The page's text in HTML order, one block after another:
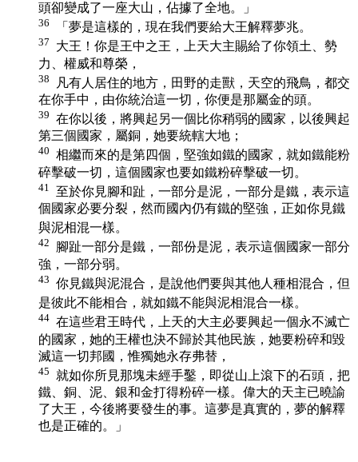
頭卻變成了一座大山，佔據了全地。」
36 「夢是這樣的，現在我們要給大王解釋夢兆。
37
大王！你是王中之王，上天大主賜給了你領土、勢
力、權威和尊榮，
38
凡有人居住的地方，田野的走獸，天空的飛鳥，都交
在你手中，由你統治這一切，你便是那屬金的頭。
39 在你以後，將興起另一個比你稍弱的國家，以後興起
第三個國家，屬銅，她要統轄大地；
40 相繼而來的是第四個，堅強如鐵的國家，就如鐵能粉
碎擊破一切，這個國家也要如鐵粉碎擊破一切。
41
至於你見腳和趾，一部分是泥，一部分是鐵，表示這
個國家必要分裂，然而國內仍有鐵的堅強，正如你見鐵
與泥相混一樣。
42
腳趾一部分是鐵，一部份是泥，表示這個國家一部分
強，一部分弱。
43 你見鐵與泥混合，是說他們要與其他人種相混合，但
是彼此不能相合，就如鐵不能與泥相混合一樣。
44 在這些君王時代，上天的大主必要興起一個永不滅亡
的國家，她的王權也決不歸於其他民族，她要粉碎和毀
滅這一切邦國，惟獨她永存弗替，
45
就如你所見那塊未經手鑿，即從山上滾下的石頭，把
鐵、銅、泥、銀和金打得粉碎一樣。偉大的天主已曉諭
了大王，今後將要發生的事。這夢是真實的，夢的解釋
也是正確的。」